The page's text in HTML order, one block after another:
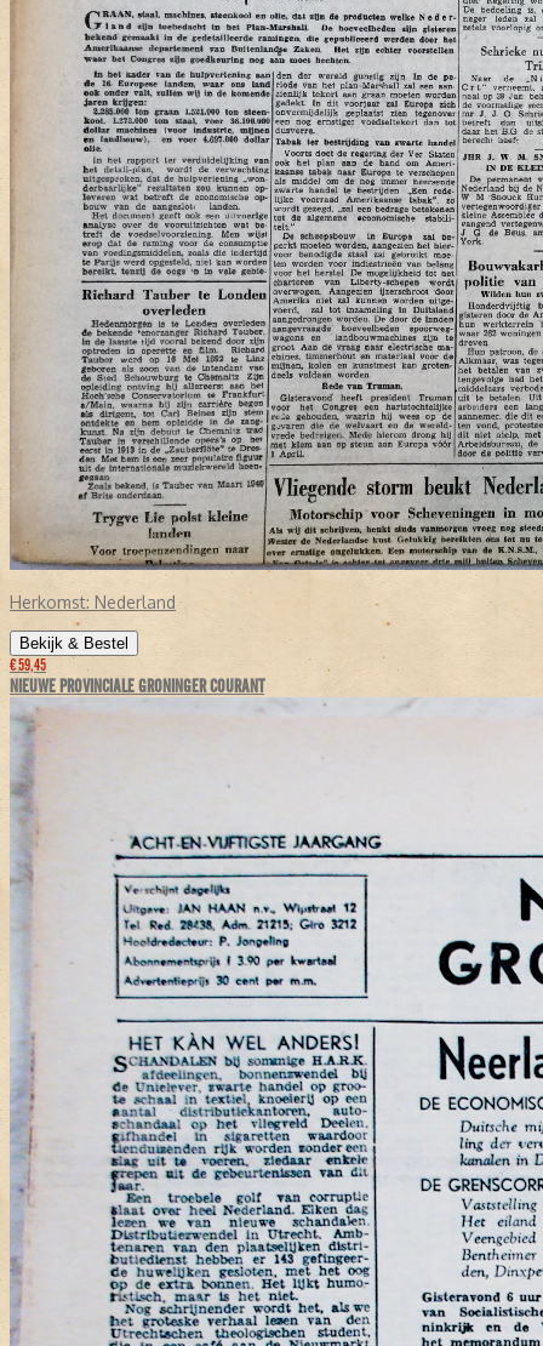
Herkomst: Nederland
Bekijk & Bestel
€ 59,45
NIEUWE PROVINCIALE GRONINGER COURANT